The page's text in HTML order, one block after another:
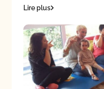
Lire plus